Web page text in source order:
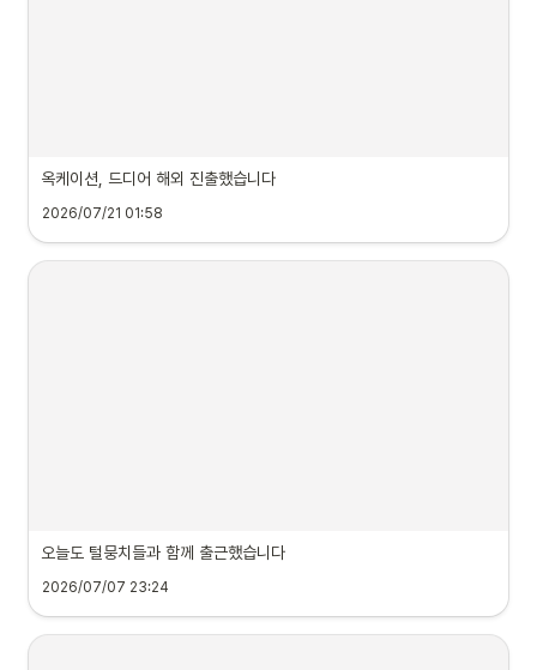
옥케이션, 드디어 해외 진출했습니다
2026/07/21 01:58
오늘도 털뭉치들과 함께 출근했습니다
2026/07/07 23:24